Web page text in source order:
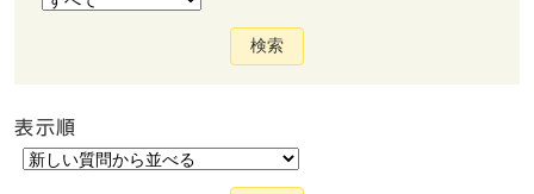
検索
表示順